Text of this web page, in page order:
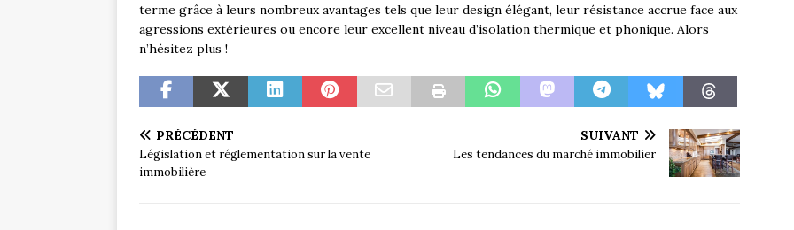
terme grâce à leurs nombreux avantages tels que leur design élégant, leur résistance accrue face aux
agressions extérieures ou encore leur excellent niveau d’isolation thermique et phonique. Alors
n’hésitez plus !
PRÉCÉDENT
Législation et réglementation sur la vente
immobilière
SUIVANT
Les tendances du marché immobilier